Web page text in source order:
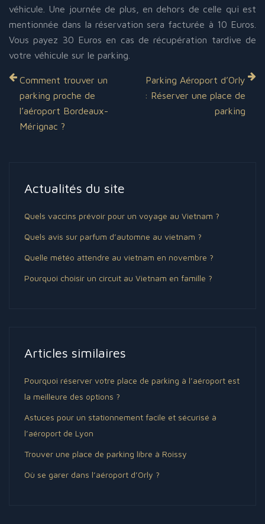
véhicule. Une journée de plus, en dehors de celle qui est
mentionnée dans la réservation sera facturée à 10 Euros.
Vous payez 30 Euros en cas de récupération tardive de
votre véhicule sur le parking.
Comment trouver un
parking proche de
l’aéroport Bordeaux-
Mérignac ?
Parking Aéroport d’Orly
: Réserver une place de
parking
Actualités du site
Quels vaccins prévoir pour un voyage au Vietnam ?
Quels avis sur parfum d’automne au vietnam ?
Quelle météo attendre au vietnam en novembre ?
Pourquoi choisir un circuit au Vietnam en famille ?
Articles similaires
Pourquoi réserver votre place de parking à l’aéroport est
la meilleure des options ?
Astuces pour un stationnement facile et sécurisé à
l’aéroport de Lyon
Trouver une place de parking libre à Roissy
Où se garer dans l’aéroport d’Orly ?